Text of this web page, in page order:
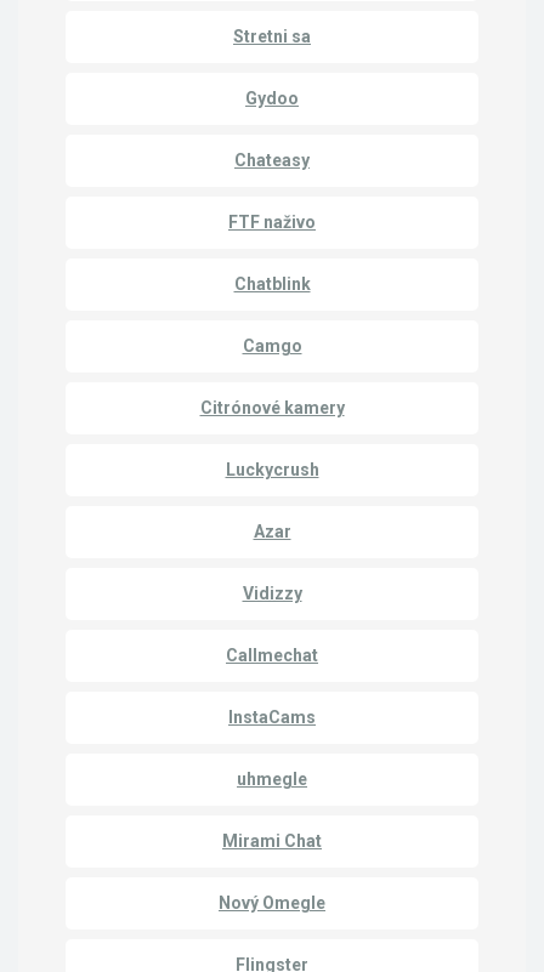
Stretni sa
Gydoo
Chateasy
FTF naživo
Chatblink
Camgo
Citrónové kamery
Luckycrush
Azar
Vidizzy
Callmechat
InstaCams
uhmegle
Mirami Chat
Nový Omegle
Flingster